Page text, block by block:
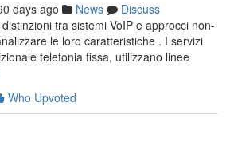
days ago News
Discuss
tra sistemi VoIP e approcci non-
le loro caratteristiche . I servizi
telefonia fissa, utilizzano linee
Who Upvoted